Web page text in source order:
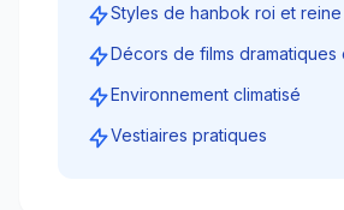
Styles de hanbok roi et reine
Décors de films dramatiques
Environnement climatisé
Vestiaires pratiques